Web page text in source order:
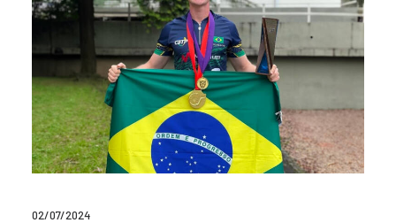
02/07/2024